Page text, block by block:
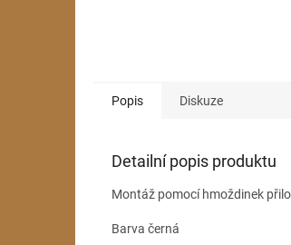
Popis Diskuze
Detailní popis produktu
Montáž pomocí hmoždinek
Barva černá